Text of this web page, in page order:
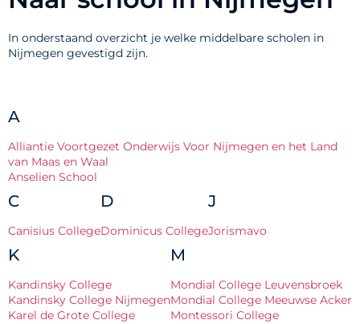
In onderstaand overzicht je welke middelbare scholen in
Nijmegen gevestigd zijn.
A
Alliantie Voortgezet Onderwijs Voor Nijmegen en het Land
van Maas en Waal
Anselien School
C
Canisius College
D
Dominicus College
J
Jorismavo
K
Kandinsky College
Kandinsky College Nijmegen
Karel de Grote College
M
Mondial College Leuvensbroek
Mondial College Meeuwse Acker
Montessori College